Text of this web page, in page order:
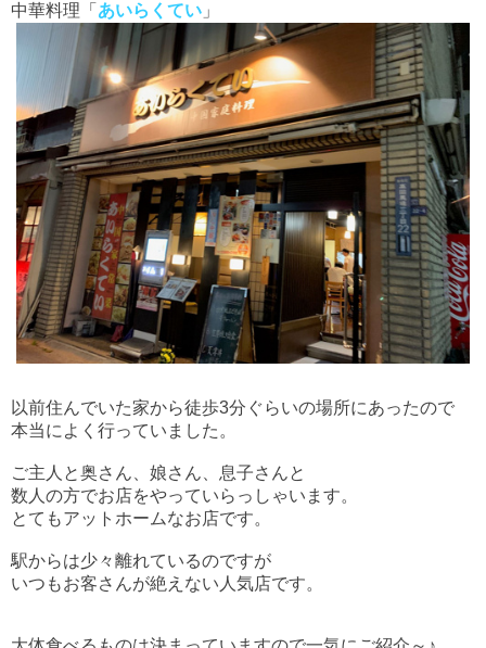
中華料理「 あいらくてい 」
以前住んでいた家から徒歩3分ぐらいの場所にあったので
本当によく行っていました。
ご主人と奥さん、娘さん、息子さんと
数人の方でお店をやっていらっしゃいます。
とてもアットホームなお店です。
駅からは少々離れているのですが
いつもお客さんが絶えない人気店です。